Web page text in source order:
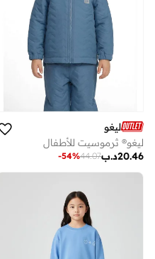
ليغو
ليغو® ثرموسيت للأطفال
د.ب20.46
44.07
-54%